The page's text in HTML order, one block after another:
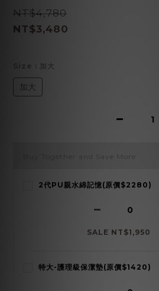
NT$4,780
NT$3,480
: 加大
加大
Buy Together and Save More
2代PU親水綿記憶(原價$2280)
SALE NT$1,950
特大-護理級保潔墊(原價$1420)